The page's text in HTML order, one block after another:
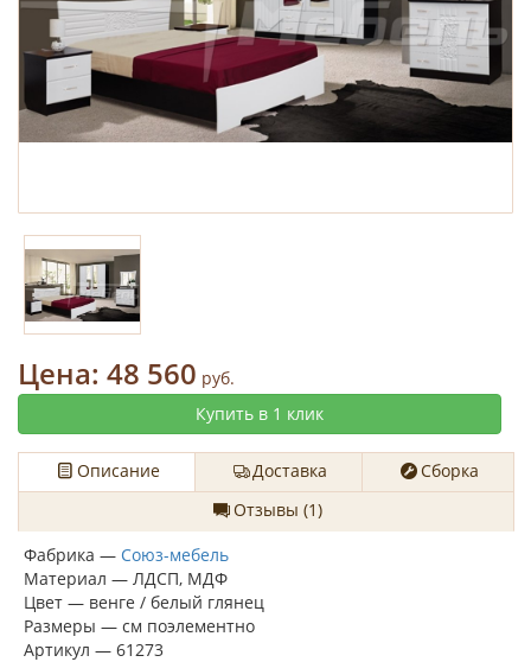
Цена: 48 560 руб.
Купить в 1 клик
Описание Доставка
Сборка
Отзывы (1)
Фабрика — Союз-мебель
Материал — ЛДСП, МДФ
Цвет — венге / белый глянец
Размеры — см поэлементно
Артикул — 61273